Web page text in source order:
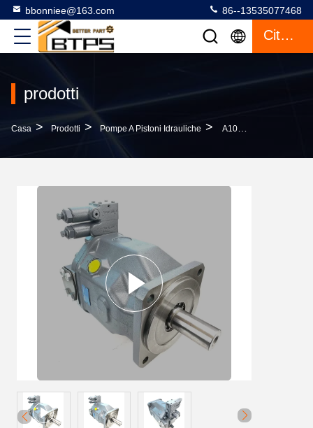
bbonniee@163.com 86--13535077468
Citazione
prodotti
Casa > Prodotti > Pompe A Pistoni Idrauliche > A10VSO140 A10VO140 Pompa Idraulica Rexroth A10VSO140DFR1/31R-VPA12N00 Alta Pressione